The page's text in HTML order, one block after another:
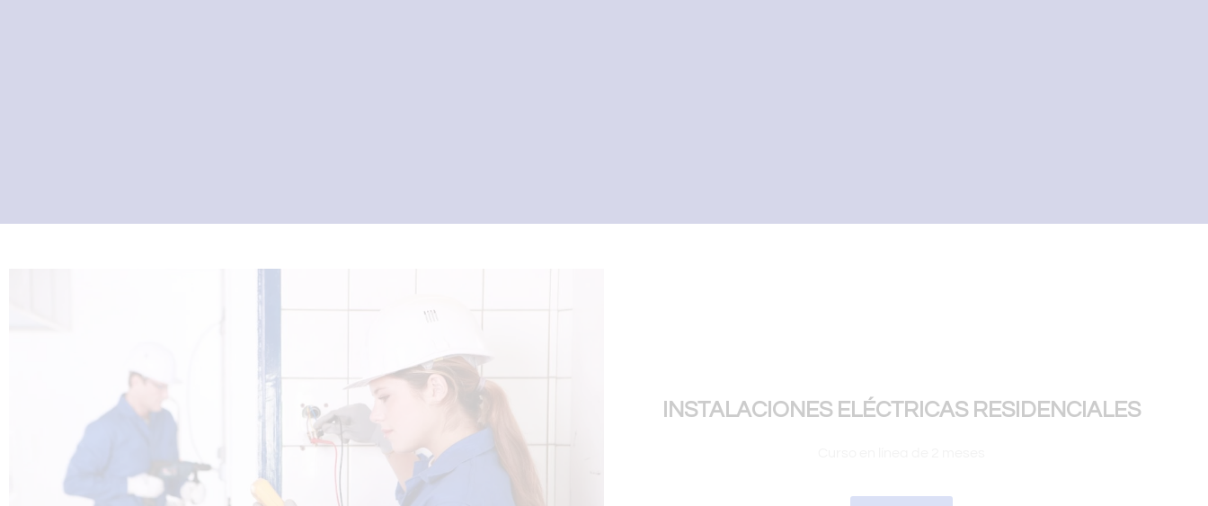
INSTALACIONES ELÉCTRICAS RESIDENCIALES